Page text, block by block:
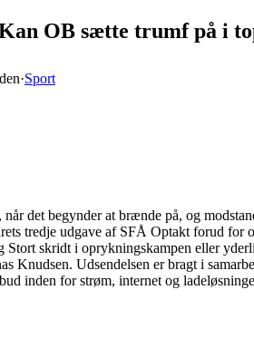
OB sætte trumf på i
·Sport
når det begynder at brænde på, og
tredje udgave af SFÅ Optakt forud
Stort skridt i oprykningskampen eller
Knudsen. Udsendelsen er bragt i
inden for strøm, internet og